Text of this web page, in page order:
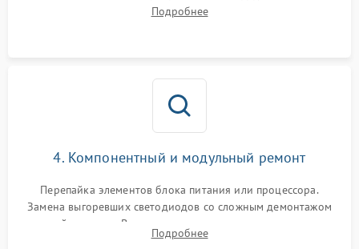
светодиодных планок подсветки мультиметром.
Подробнее
4. Компонентный и модульный ремонт
Перепайка элементов блока питания или процессора.
Замена выгоревших светодиодов со сложным демонтажом
хрупкой матрицы. Восстановление поврежденных дорожек,
прошивка микросхем памяти EEPROM
Подробнее